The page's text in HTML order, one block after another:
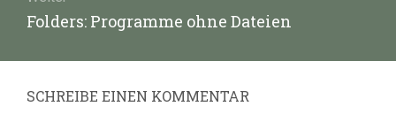
Nächster
Folders: Programme ohne Dateien
SCHREIBE EINEN KOMMENTAR